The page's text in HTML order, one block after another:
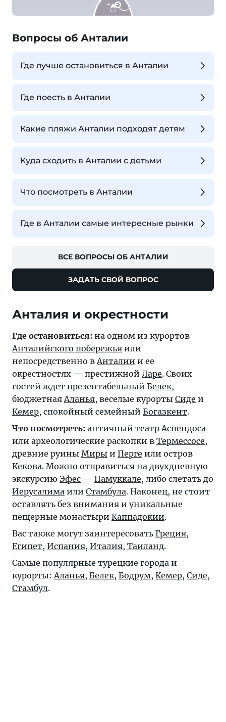
Вопросы об Анталии
Где лучше остановиться в Анталии
Где поесть в Анталии
Какие пляжи Анталии подходят детям
Куда сходить в Анталии с детьми
Что посмотреть в Анталии
Где в Анталии самые интересные рынки
ВСЕ ВОПРОСЫ ОБ АНТАЛИИ
ЗАДАТЬ СВОЙ ВОПРОС
Анталия и окрестности
Где остановиться: на одном из курортов
Анталийского побережья или
непосредственно в Анталии и ее
окрестностях — престижной Ларе. Своих
гостей ждет презентабельный Белек,
бюджетная Аланья, веселые курорты Сиде и
Кемер, спокойный семейный Богазкент.
Что посмотреть: античный театр Аспендоса
или археологические раскопки в Термессосе,
древние руины Миры и Перге или остров
Кекова. Можно отправиться на двухдневную
экскурсию Эфес — Памуккале, либо слетать до
Иерусалима или Стамбула. Наконец, не стоит
оставлять без внимания и уникальные
пещерные монастыри Каппадокии.
Вас также могут заинтересовать Греция,
Египет, Испания, Италия, Таиланд.
Самые популярные турецкие города и
курорты: Аланья, Белек, Бодрум, Кемер, Сиде,
Стамбул.